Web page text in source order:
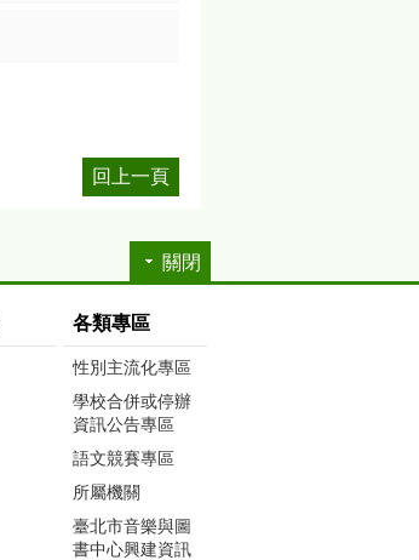
回上一頁
關閉
各類專區
性別主流化專區
學校合併或停辦
資訊公告專區
語文競賽專區
所屬機關
臺北市音樂與圖
書中心興建資訊